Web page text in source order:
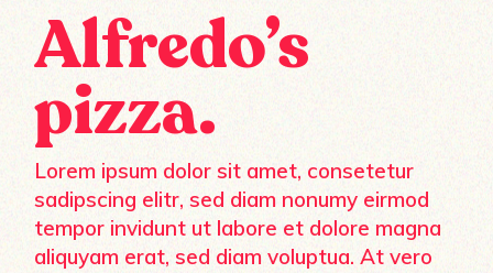
Alfredo’s
pizza.
Lorem ipsum dolor sit amet, consetetur
sadipscing elitr, sed diam nonumy eirmod
tempor invidunt ut labore et dolore magna
aliquyam erat, sed diam voluptua. At vero